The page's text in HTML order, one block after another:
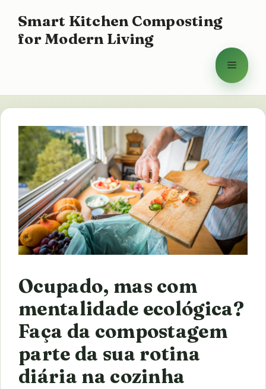
paraSmart Kitchen Composting
for Modern Living
Menu
Ocupado, mas com
mentalidade ecológica?
Faça da compostagem
parte da sua rotina
diária na cozinha